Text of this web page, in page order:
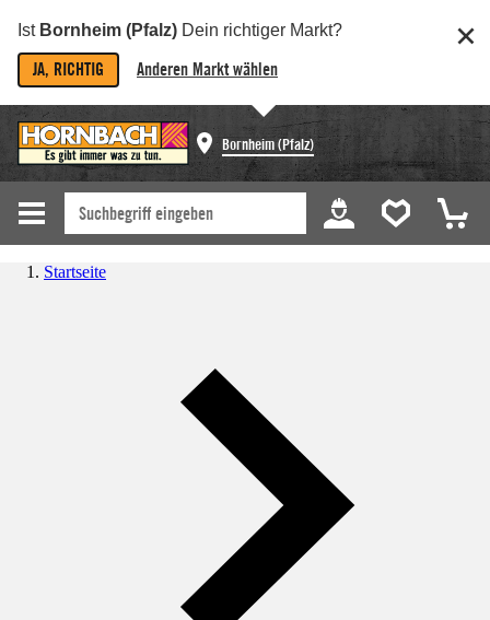
Ist Bornheim (Pfalz) Dein richtiger Markt?
JA, RICHTIG Anderen Markt wählen
Bornheim (Pfalz)
Startseite